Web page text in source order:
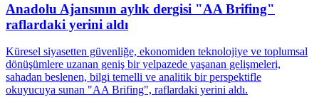
Anadolu Ajansının aylık dergisi "AA Brifing"
raflardaki yerini aldı
Küresel siyasetten güvenliğe, ekonomiden teknolojiye ve toplumsal
dönüşümlere uzanan geniş bir yelpazede yaşanan gelişmeleri,
sahadan beslenen, bilgi temelli ve analitik bir perspektifle
okuyucuya sunan "AA Brifing", raflardaki yerini aldı.